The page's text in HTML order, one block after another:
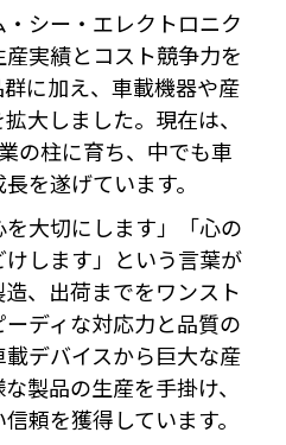
シー・エレクトロニク
実績とコスト競争力を
に加え、車載機器や産
大しました。現在は、
の柱に育ち、中でも車
を遂げています。
大切にします」「心の
します」という言葉が
、出荷までをワンスト
ディな対応力と品質の
デバイスから巨大な産
製品の生産を手掛け、
頼を獲得しています。